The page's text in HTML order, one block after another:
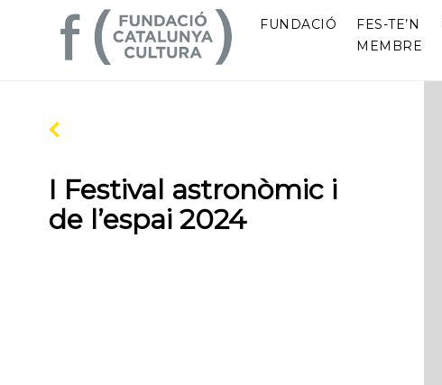
FUNDACIÓ
FES-TE’N
MEMBRE
I Festival astronòmic i
de l’espai 2024